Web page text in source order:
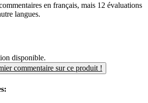
en français, mais 12 évaluations
langues.
disponible.
commentaire sur ce produit !